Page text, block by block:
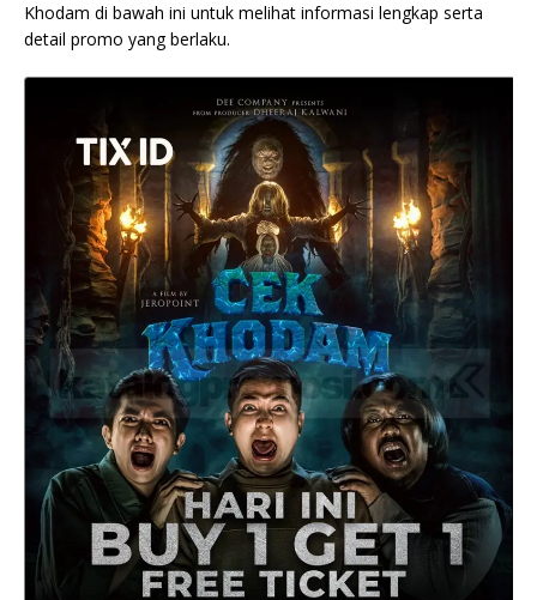
Khodam di bawah ini untuk melihat informasi lengkap serta
detail promo yang berlaku.